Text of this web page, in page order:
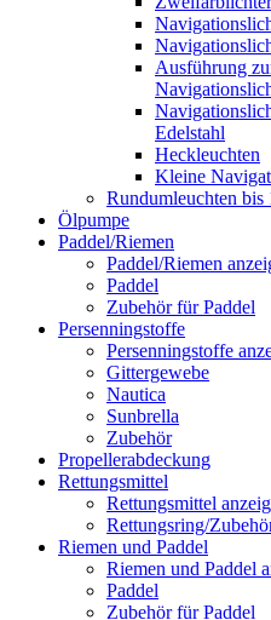
Ausführung
Edelstahl
Heckleuchten
Kleine
Rundumleuchten bis
Ölpumpe
Paddel/Riemen
Paddel/Riemen
Paddel
Zubehör für Paddel
Persenningstoffe
Persenningstoffe
Gittergewebe
Nautica
Sunbrella
Zubehör
Propellerabdeckung
Rettungsmittel
Rettungsmittel
Rettungsring/
Riemen und Paddel
Riemen und Paddel
Paddel
Zubehör für Paddel